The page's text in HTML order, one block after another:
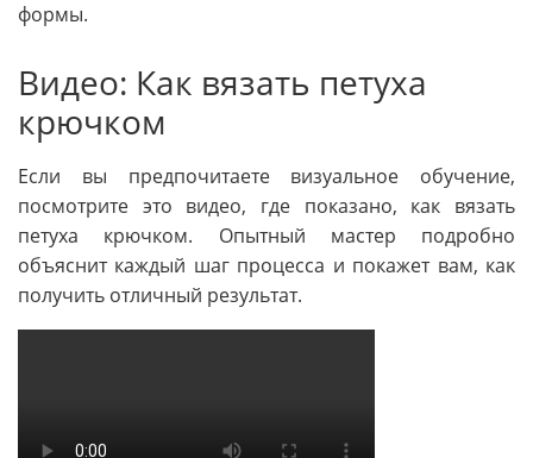
формы.
Видео: Как вязать петуха
крючком
Если вы предпочитаете визуальное обучение,
посмотрите это видео, где показано, как вязать
петуха крючком. Опытный мастер подробно
объяснит каждый шаг процесса и покажет вам, как
получить отличный результат.